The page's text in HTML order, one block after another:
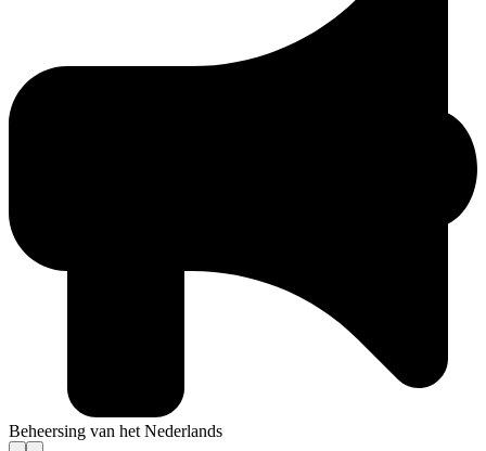
Beheersing van het Nederlands